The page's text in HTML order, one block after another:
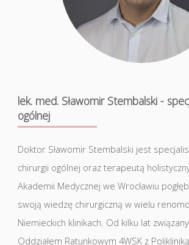
lek. med. Sławomir Stembalski -
ogólnej
Doktor Sławomir Stembalski jest
chirurgii ogólnej oraz terapeutą
Akademii Medycznej we Wrocławiu
swoją wiedzę chirurgiczną w wielu
Niemieckich klinikach. Od kilku lat
Oddziałem Ratunkowym 4WSK z